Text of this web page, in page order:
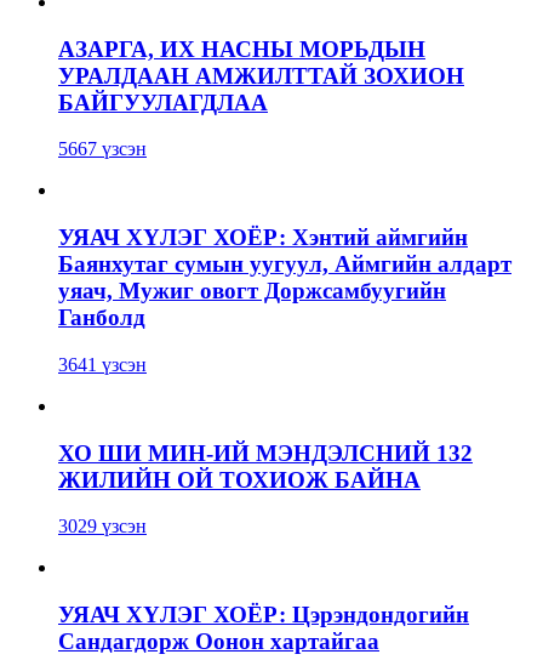
АЗАРГА, ИХ НАСНЫ МОРЬДЫН
УРАЛДААН АМЖИЛТТАЙ ЗОХИОН
БАЙГУУЛАГДЛАА
5667 үзсэн
УЯАЧ ХҮЛЭГ ХОЁР: Хэнтий аймгийн
Баянхутаг сумын уугуул, Аймгийн алдарт
уяач, Мужиг овогт Доржсамбуугийн
Ганболд
3641 үзсэн
ХО ШИ МИН-ИЙ МЭНДЭЛСНИЙ 132
ЖИЛИЙН ОЙ ТОХИОЖ БАЙНА
3029 үзсэн
УЯАЧ ХҮЛЭГ ХОЁР: Цэрэндондогийн
Сандагдорж Оонон хартайгаа